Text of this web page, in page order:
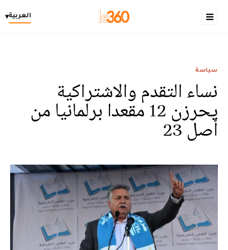
العربية▾
سياسة
نساء التقدم والاشتراكية
يحرزن 12 مقعدا برلمانيا من
أصل 23